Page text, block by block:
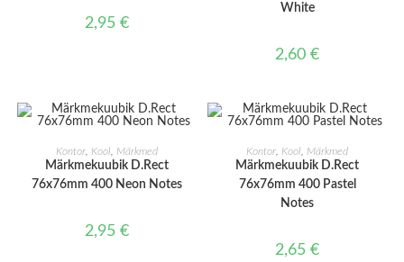
2,95 €
White
2,60€
LISA KORVI
Kontor, Kool Märkmed
Märkmekuubik D.Rect
76x76mm 400 Neon Notes
2,95 €
LISA KORVI
Kontor Kool Märkmed
Märkmekuubik D.Rect
76x76mm 400 Pastel
Notes
2,65€